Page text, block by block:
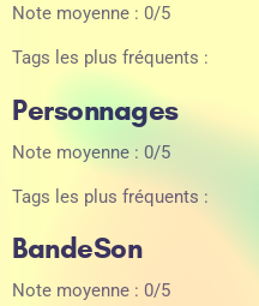
Note moyenne : 0/5
Tags les plus fréquents :
Personnages
Note moyenne : 0/5
Tags les plus fréquents :
BandeSon
Note moyenne : 0/5